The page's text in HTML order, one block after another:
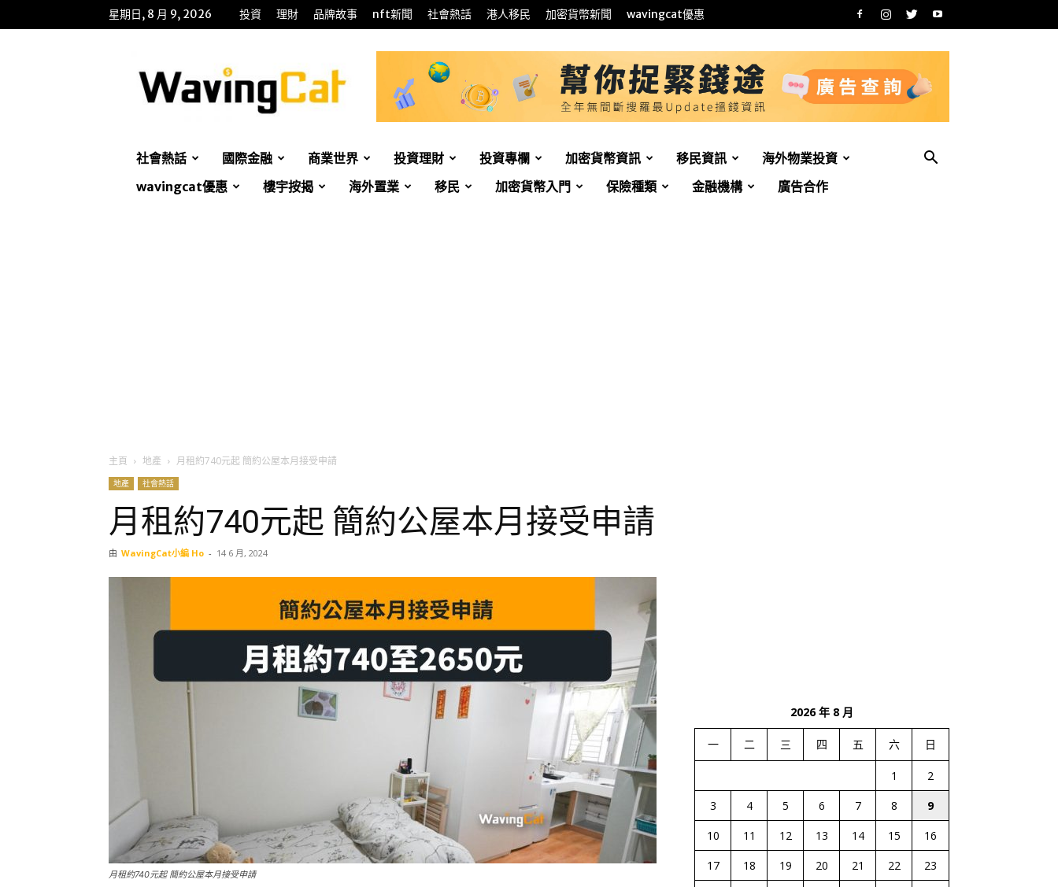
星期日, 8 月 9, 2026 投資 理財 品牌故事 nft新聞 社會熱話 港人移民 加密貨幣新聞 wavingcat優惠
招
財
貓
社會熱話 國際金融 商業世界 投資理財 投資專欄 加密貨幣資訊 移民資訊
海外物業投資
wavingcat優惠
樓宇按揭 海外置業 移民 加密貨幣入門 保險種類 金融機構 廣告合作
主頁 地產 月租約740元起 簡約公屋本月接受申請
地產 社會熱話
月租約740元起 簡約公屋本月接受申請
由 WavingCat小編 Ho - 14 6 月, 2024
月租約740元起 簡約公屋本月接受申請
2026 年 8 月
一 二 三 四 五 六 日
1
2
3
4 5 6 7 8
9
10
11 12 13 14 15
16
17
18 19 20 21 22
23